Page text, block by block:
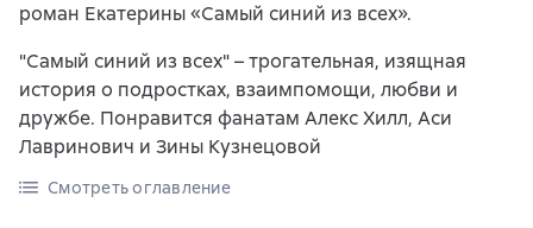
роман Екатерины «Самый синий из всех».
"Самый синий из всех" – трогательная, изящная
история о подростках, взаимпомощи, любви и
дружбе. Понравится фанатам Алекс Хилл, Аси
Лавринович и Зины Кузнецовой
Смотреть оглавление